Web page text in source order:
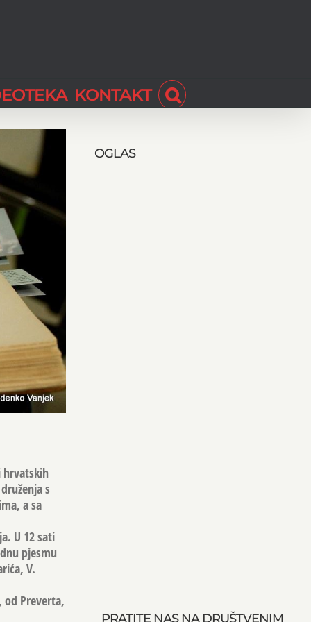
KONTAKT
hrvatskih
s
a sa
U 12 sati
pjesmu
V.
od Preverta,
OGLAS
PRATITE NAS NA DRUŠTVENIM